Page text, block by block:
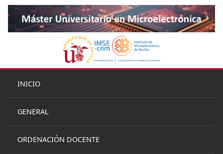
INICIO
GENERAL
ORDENACIÓN DOCENTE